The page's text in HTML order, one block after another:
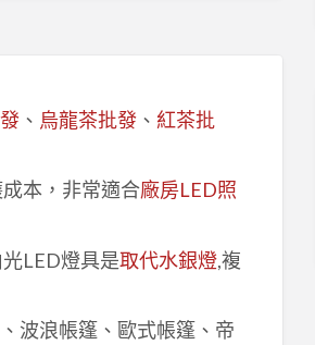
、 烏龍茶批發、 紅茶批
本，非常適合廠房LED照
LED燈具是取代水銀燈,複
波浪帳篷、歐式帳篷、帝